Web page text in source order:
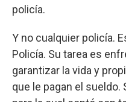
policía.
Y no cualquier policía.
Policía. Su tarea es
garantizar la vida y
que le pagan el